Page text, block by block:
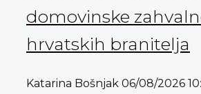
domovinske
hrvatskih branitelja
Katarina Bošnjak 06/08/2026